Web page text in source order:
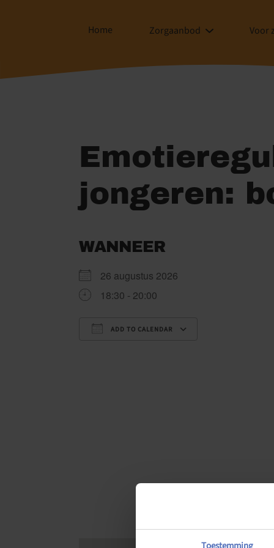
Home Zorgaanbod Voor
jongeren:
WANNEER
26 augustus 2026
18:30 - 20:00
ADD TO CALENDAR